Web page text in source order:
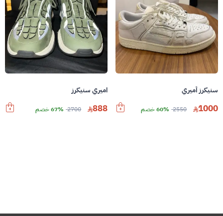
سنيكرز أميري
1000
2550 60% خصم
اميري سنيكرز
888
2700 67% خصم